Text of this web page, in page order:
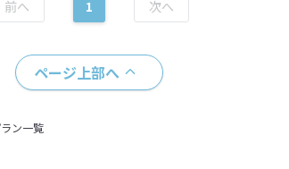
1
ページ上部へ
ン一覧